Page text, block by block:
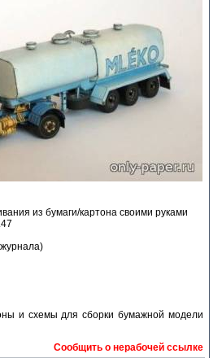
из бумаги/картона своими руками
и схемы для сборки бумажной модели
Сообщить о нерабочей ссылке